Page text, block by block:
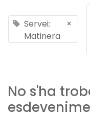
Servei:
Matinera
×
No s'ha